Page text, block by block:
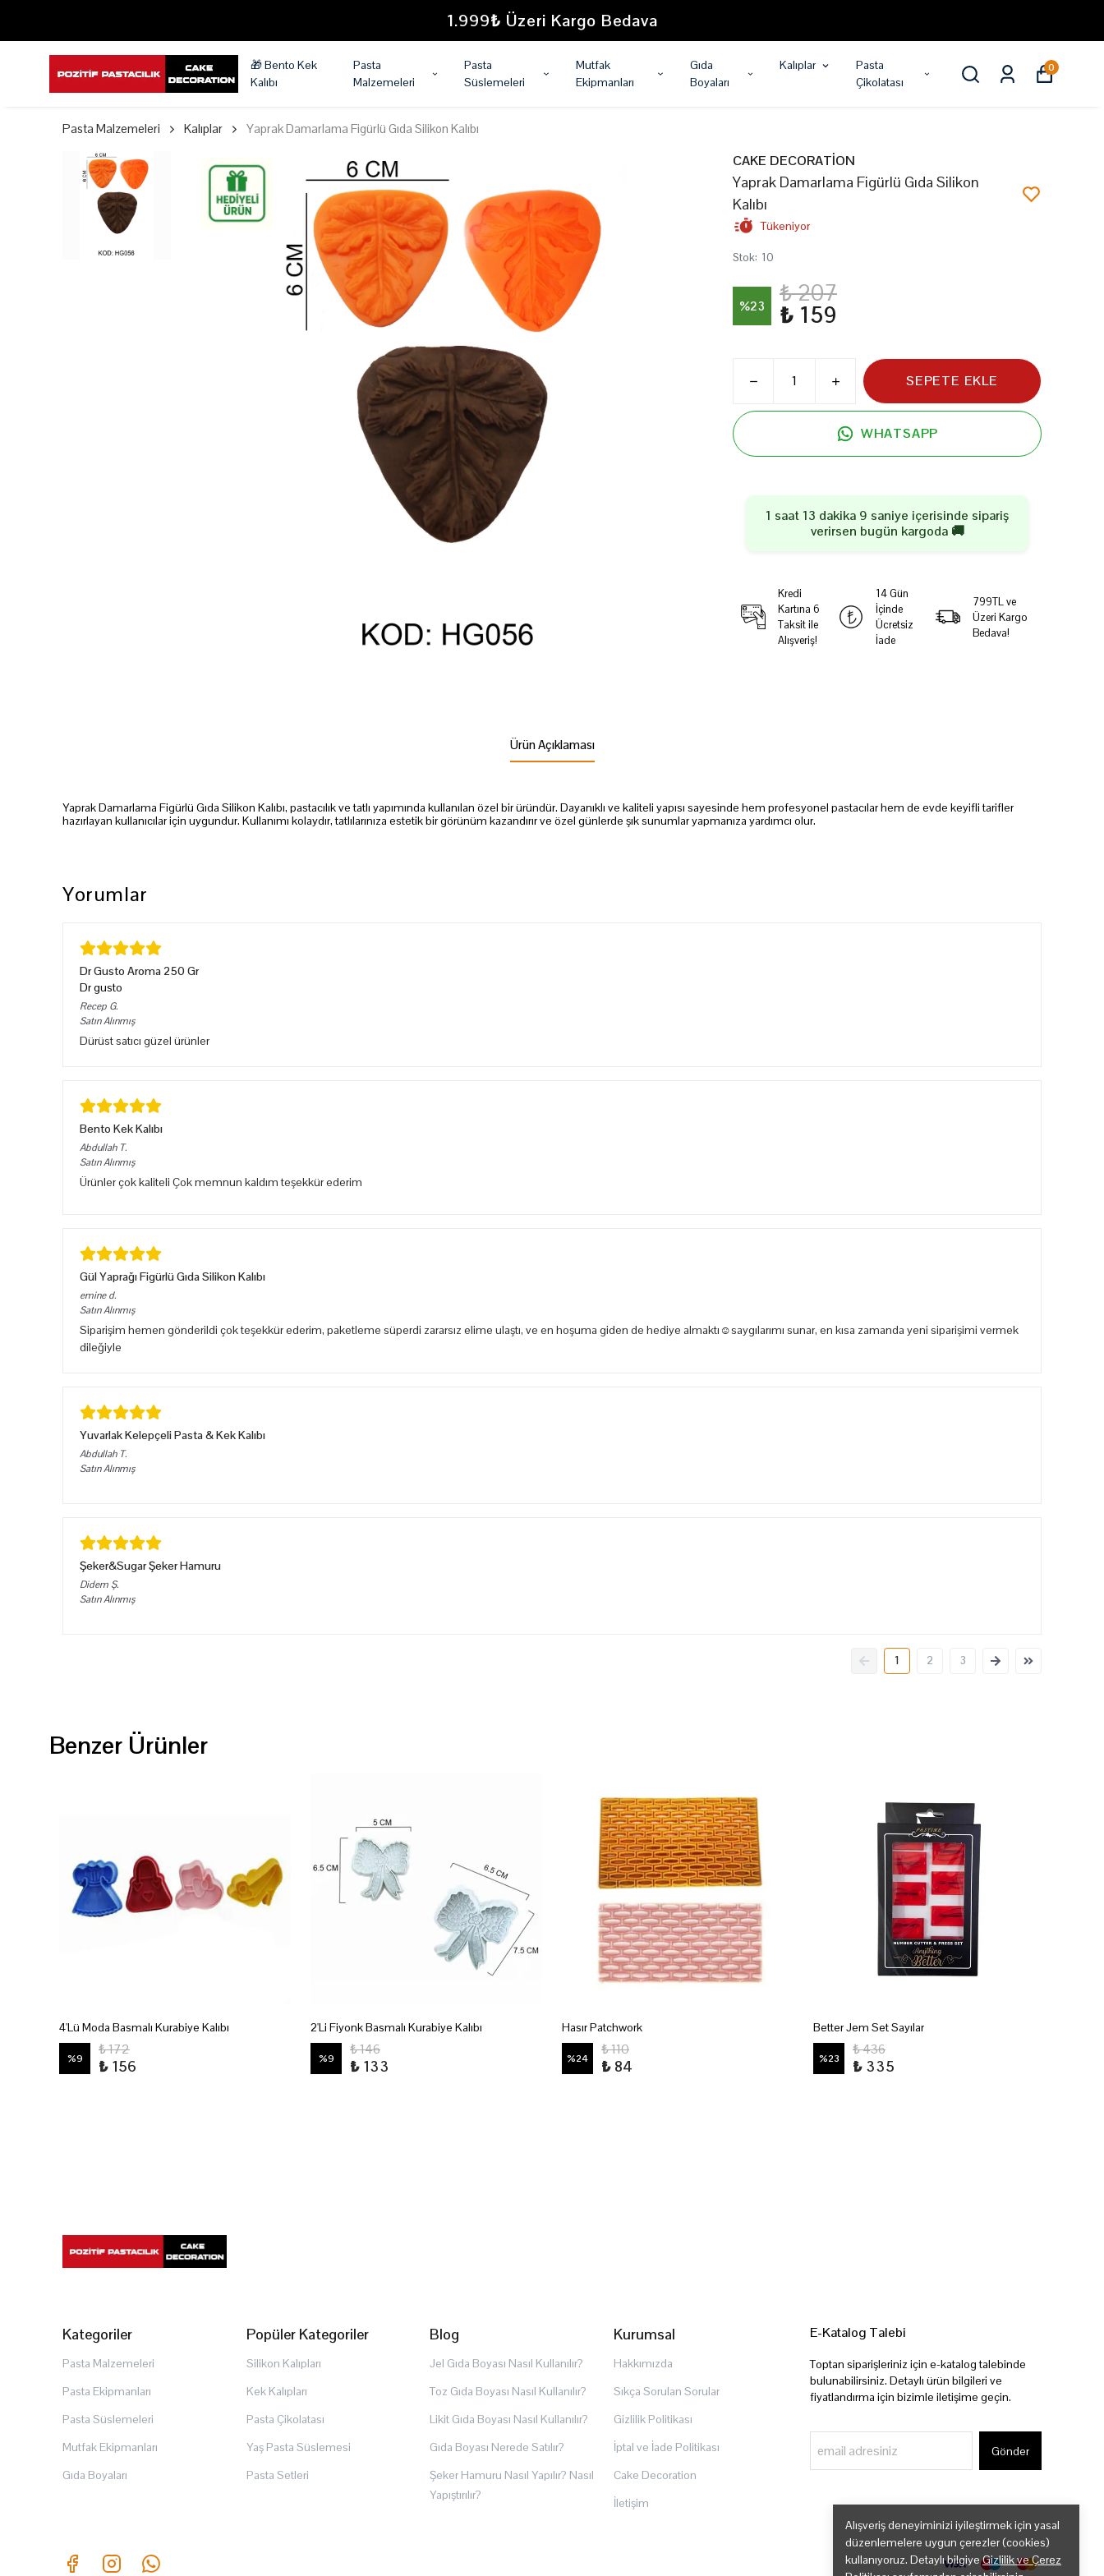
1.999₺ Üzeri Kargo Bedava
🎁 Bento Kek
Kalıbı
Pasta
Malzemeleri
Pasta
Süslemeleri
Mutfak
Ekipmanları
Gıda
Boyaları
Kalıplar
Pasta
Çikolatası
0
Alışveriş deneyiminizi iyileştirmek için yasal
düzenlemelere uygun çerezler (cookies)
kullanıyoruz. Detaylı bilgiyeGizlilik ve Çerez
Pasta Malzemeleri Kalıplar Yaprak Damarlama Figürlü Gıda Silikon Kalıbı
CAKE DECORATİON
Yaprak Damarlama Figürlü Gıda Silikon
Kalıbı
Tükeniyor
Stok: 10
%23 ₺ 207
₺ 159
SEPETE EKLE
WHATSAPP
1 saat 13 dakika 9 saniye içerisinde sipariş
verirsen bugün kargoda 🚚
Kredi
Kartına 6
Taksit ile
Alışveriş!
14 Gün
İçinde
Ücretsiz
İade
799TL ve
Üzeri Kargo
Bedava!
Ürün Açıklaması
Yaprak Damarlama Figürlü Gıda Silikon Kalıbı, pastacılık ve tatlı yapımında kullanılan özel bir üründür. Dayanıklı ve kaliteli yapısı sayesinde hem profesyonel pastacılar hem de evde keyifli tarifler
hazırlayan kullanıcılar için uygundur. Kullanımı kolaydır, tatlılarınıza estetik bir görünüm kazandırır ve özel günlerde şık sunumlar yapmanıza yardımcı olur.
Yorumlar
Dr Gusto Aroma 250 Gr
Dr gusto
Recep G.
Satın Alınmış
Dürüst satıcı güzel ürünler
Bento Kek Kalıbı
Abdullah T.
Satın Alınmış
Ürünler çok kaliteli Çok memnun kaldım teşekkür ederim
Gül Yaprağı Figürlü Gıda Silikon Kalıbı
emine d.
Satın Alınmış
Siparişim hemen gönderildi çok teşekkür ederim, paketleme süperdi zararsız elime ulaştı, ve en hoşuma giden de hediye almaktı☺️saygılarımı sunar, en kısa zamanda yeni siparişimi vermek
dileğiyle
Yuvarlak Kelepçeli Pasta & Kek Kalıbı
Abdullah T.
Satın Alınmış
Şeker&Sugar Şeker Hamuru
Didem Ş.
Satın Alınmış
1 2 3
Benzer Ürünler
4'Lü Moda Basmalı Kurabiye Kalıbı
%9
₺ 172
₺ 156
2'Li Fiyonk Basmalı Kurabiye Kalıbı
%9
₺ 146
₺ 133
Hasır Patchwork
%24
₺ 110
₺ 84
Better Jem Set Sayılar
%23
₺ 436
₺ 335
Kategoriler
Pasta Malzemeleri
Pasta Ekipmanları
Pasta Süslemeleri
Mutfak Ekipmanları
Gıda Boyaları
Popüler Kategoriler
Silikon Kalıpları
Kek Kalıpları
Pasta Çikolatası
Yaş Pasta Süslemesi
Pasta Setleri
Blog
Jel Gıda Boyası Nasıl Kullanılır?
Toz Gıda Boyası Nasıl Kullanılır?
Likit Gıda Boyası Nasıl Kullanılır?
Gıda Boyası Nerede Satılır?
Şeker Hamuru Nasıl Yapılır? Nasıl
Yapıştırılır?
Kurumsal
Hakkımızda
Sıkça Sorulan Sorular
Gizlilik Politikası
İptal ve İade Politikası
Cake Decoration
İletişim
E-Katalog Talebi
Toptan siparişleriniz için e-katalog talebinde
bulunabilirsiniz. Detaylı ürün bilgileri ve
fiyatlandırma için bizimle iletişime geçin.
Gönder